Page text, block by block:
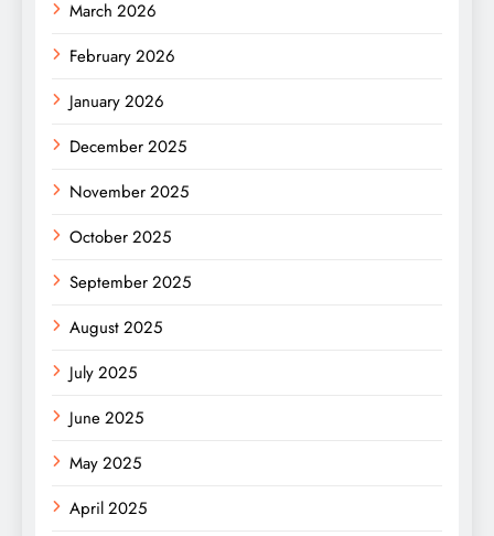
March 2026
February 2026
January 2026
December 2025
November 2025
October 2025
September 2025
August 2025
July 2025
June 2025
May 2025
April 2025